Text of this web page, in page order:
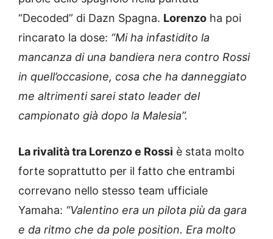
“Decoded” di Dazn Spagna. Lorenzo ha poi
rincarato la dose: “Mi ha infastidito la
mancanza di una bandiera nera contro Rossi
in quell’occasione, cosa che ha danneggiato
me altrimenti sarei stato leader del
campionato già dopo la Malesia”.
La rivalità tra Lorenzo e Rossi è stata molto
forte soprattutto per il fatto che entrambi
correvano nello stesso team ufficiale
Yamaha: “Valentino era un pilota più da gara
e da ritmo che da pole position. Era molto